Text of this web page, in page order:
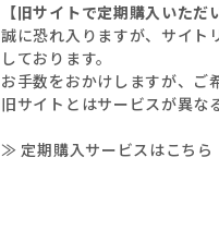
【旧サイトで定期購入いただ
誠に恐れ入りますが、サイト
しております。
お手数をおかけしますが、ご
旧サイトとはサービスが異な
≫ 定期購入サービスはこちら